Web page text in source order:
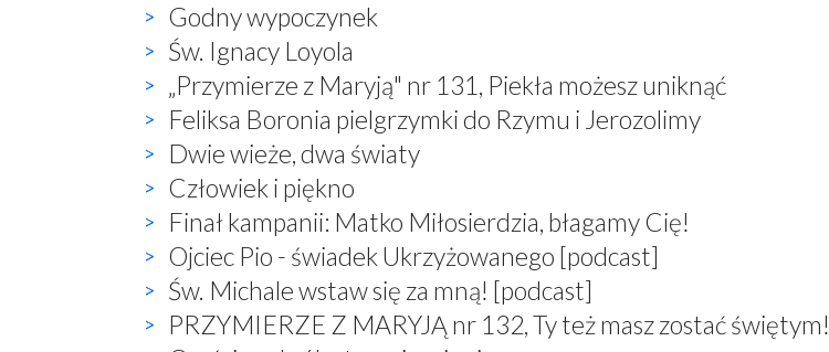
Godny wypoczynek
Św. Ignacy Loyola
„Przymierze z Maryją" nr 131, Piekła możesz uniknąć
Feliksa Boronia pielgrzymki do Rzymu i Jerozolimy
Dwie wieże, dwa światy
Człowiek i piękno
Finał kampanii: Matko Miłosierdzia, błagamy Cię!
Ojciec Pio - świadek Ukrzyżowanego [podcast]
Św. Michale wstaw się za mną! [podcast]
PRZYMIERZE Z MARYJĄ nr 132, Ty też masz zostać świętym!